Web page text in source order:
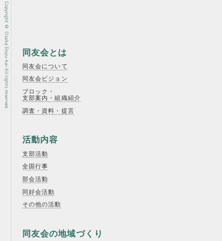
06-6944-1251
同友会とは
同友会について
同友会ビジョン
ブロック・
支部案内・組織紹介
調査・資料・提言
活動内容
支部活動
全国行事
部会活動
同好会活動
その他の活動
同友会の地域づくり
Copyright © Osaka Doyu-kai All rights reserved.